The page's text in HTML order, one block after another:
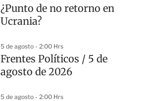
¿Punto de no retorno en
Ucrania?
5 de agosto - 2:00 Hrs
Frentes Políticos / 5 de
agosto de 2026
5 de agosto - 2:00 Hrs